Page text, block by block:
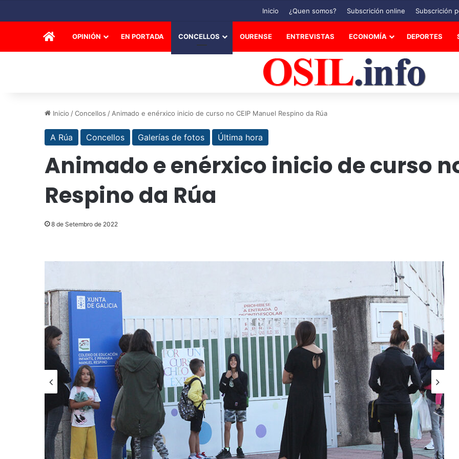
Inicio ¿Quen somos? Subscrición online Subscrición
INICIOOPINIÓN EN PORTADA CONCELLOS OURENSE ENTREVISTAS ECONOMÍA DEPORTES
Inicio /Concellos / Animado e enérxico inicio de curso no CEIP Manuel Respino da Rúa
A Rúa Concellos Galerías de fotos Última hora
Animado e enérxico inicio de curso
Respino da Rúa
8 de Setembro de 2022